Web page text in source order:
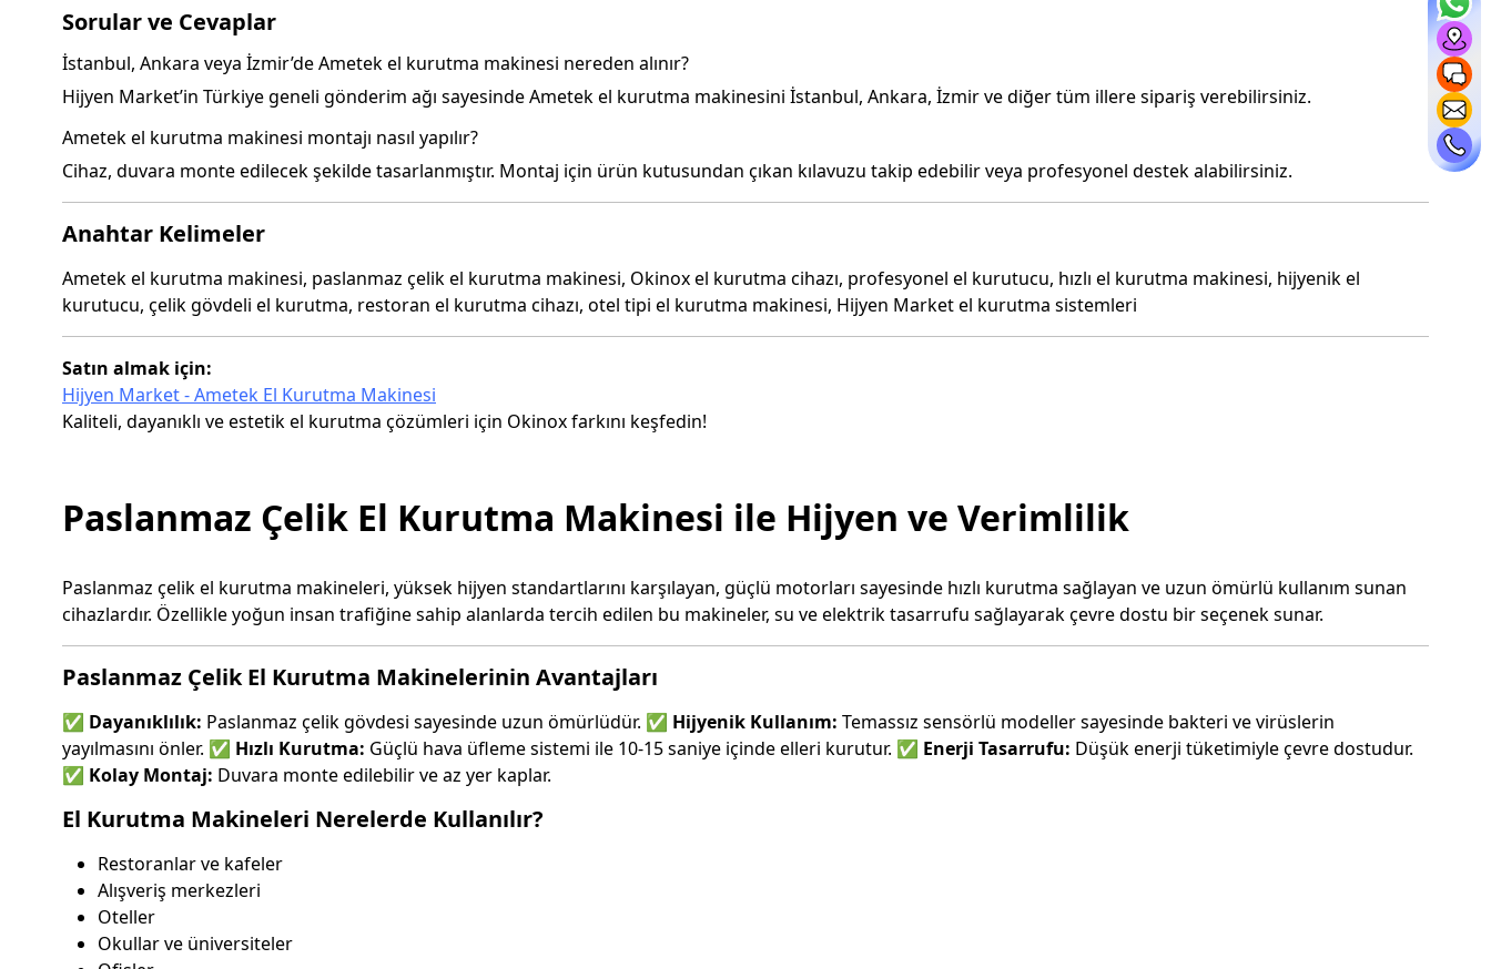
Sorular ve Cevaplar
İstanbul, Ankara veya İzmir’de Ametek el kurutma makinesi nereden alınır?
Hijyen Market’in Türkiye geneli gönderim ağı sayesinde Ametek el kurutma makinesini İstanbul, Ankara, İzmir ve diğer tüm illere sipariş verebilirsiniz.
Ametek el kurutma makinesi montajı nasıl yapılır?
Cihaz, duvara monte edilecek şekilde tasarlanmıştır. Montaj için ürün kutusundan çıkan kılavuzu takip edebilir veya profesyonel destek alabilirsiniz.
Anahtar Kelimeler
Ametek el kurutma makinesi, paslanmaz çelik el kurutma makinesi, Okinox el kurutma cihazı, profesyonel el kurutucu, hızlı el kurutma makinesi, hijyenik el
kurutucu, çelik gövdeli el kurutma, restoran el kurutma cihazı, otel tipi el kurutma makinesi, Hijyen Market el kurutma sistemleri
Satın almak için:
Hijyen Market - Ametek El Kurutma Makinesi
Kaliteli, dayanıklı ve estetik el kurutma çözümleri için Okinox farkını keşfedin!
Paslanmaz Çelik El Kurutma Makinesi ile Hijyen ve Verimlilik
Paslanmaz çelik el kurutma makineleri, yüksek hijyen standartlarını karşılayan, güçlü motorları sayesinde hızlı kurutma sağlayan ve uzun ömürlü kullanım sunan
cihazlardır. Özellikle yoğun insan trafiğine sahip alanlarda tercih edilen bu makineler, su ve elektrik tasarrufu sağlayarak çevre dostu bir seçenek sunar.
Paslanmaz Çelik El Kurutma Makinelerinin Avantajları
✅ Dayanıklılık: Paslanmaz çelik gövdesi sayesinde uzun ömürlüdür. ✅ Hijyenik Kullanım: Temassız sensörlü modeller sayesinde bakteri ve virüslerin
yayılmasını önler. ✅ Hızlı Kurutma: Güçlü hava üfleme sistemi ile 10-15 saniye içinde elleri kurutur. ✅ Enerji Tasarrufu: Düşük enerji tüketimiyle çevre dostudur.
✅ Kolay Montaj: Duvara monte edilebilir ve az yer kaplar.
El Kurutma Makineleri Nerelerde Kullanılır?
Restoranlar ve kafeler
Alışveriş merkezleri
Oteller
Okullar ve üniversiteler